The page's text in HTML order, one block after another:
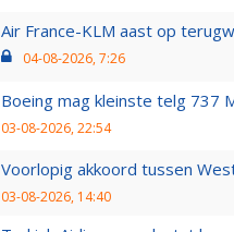
Air France-KLM aast op
04-08-2026, 7:26
Boeing mag kleinste telg 737
03-08-2026, 22:54
Voorlopig akkoord tussen
03-08-2026, 14:40